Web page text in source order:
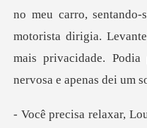
no meu carro,
motorista dirigia